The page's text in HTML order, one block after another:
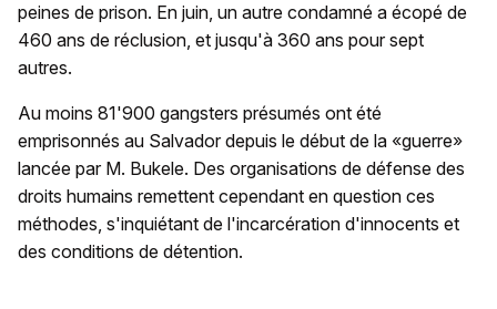
peines de prison. En juin, un autre condamné a écopé de
460 ans de réclusion, et jusqu'à 360 ans pour sept
autres.
Au moins 81'900 gangsters présumés ont été
emprisonnés au Salvador depuis le début de la «guerre»
lancée par M. Bukele. Des organisations de défense des
droits humains remettent cependant en question ces
méthodes, s'inquiétant de l'incarcération d'innocents et
des conditions de détention.